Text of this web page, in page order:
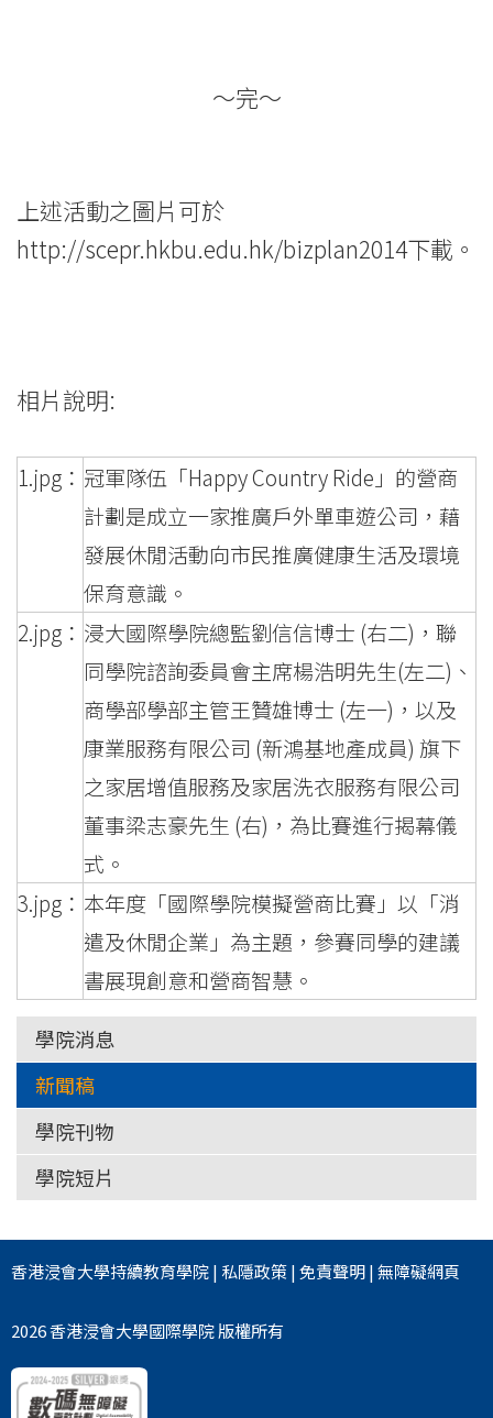
～完～
上述活動之圖片可於
http://scepr.hkbu.edu.hk/bizplan2014下載。
相片說明:
1.jpg： 冠軍隊伍「Happy Country Ride」的營商
計劃是成立一家推廣戶外單車遊公司，藉
發展休閒活動向市民推廣健康生活及環境
保育意識。
2.jpg： 浸大國際學院總監劉信信博士 (右二)，聯
同學院諮詢委員會主席楊浩明先生(左二)、
商學部學部主管王贊雄博士 (左一)，以及
康業服務有限公司 (新鴻基地產成員) 旗下
之家居增值服務及家居洗衣服務有限公司
董事梁志豪先生 (右)，為比賽進行揭幕儀
式。
3.jpg： 本年度「國際學院模擬營商比賽」以「消
遣及休閒企業」為主題，參賽同學的建議
書展現創意和營商智慧。
學院消息
新聞稿
學院刊物
學院短片
香港浸會大學持續教育學院| 私隱政策|免責聲明|無障礙網頁
2026 香港浸會大學國際學院 版權所有